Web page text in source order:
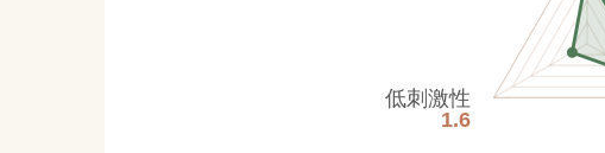
低刺激性
1.6